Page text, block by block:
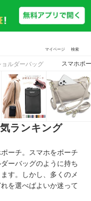
マイページ 検索
ョルダーバッグ スマホポ
ランキング
ーチ。スマホをポーチ
ーバッグのように持ち
す。しかし、多くのメ
を選べばよいか迷って